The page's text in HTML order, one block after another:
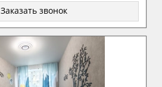
Заказать звонок